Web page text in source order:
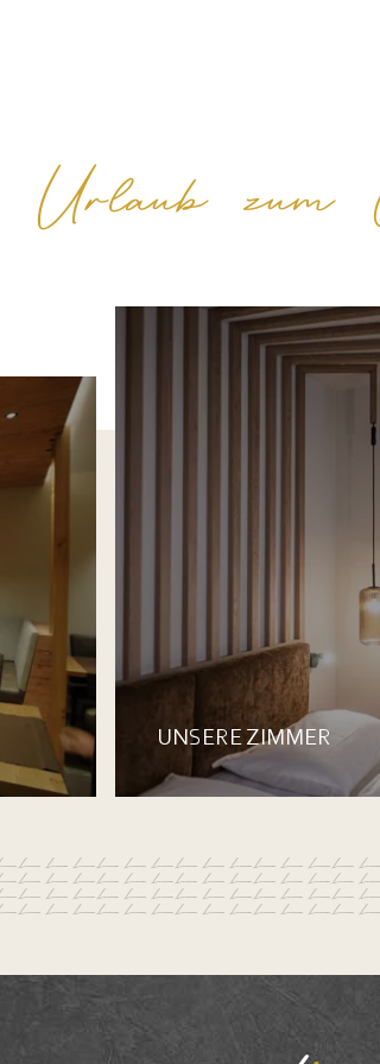
Urlaub zum
UNSERE ZIMMER